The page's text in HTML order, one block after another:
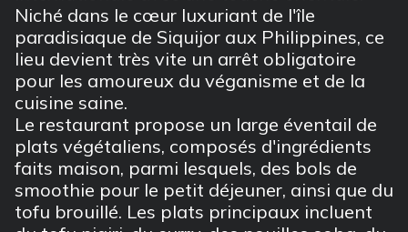
Niché dans le cœur luxuriant de l'île
paradisiaque de Siquijor aux Philippines, ce
lieu devient très vite un arrêt obligatoire
pour les amoureux du véganisme et de la
cuisine saine.
Le restaurant propose un large éventail de
plats végétaliens, composés d'ingrédients
faits maison, parmi lesquels, des bols de
smoothie pour le petit déjeuner, ainsi que du
tofu brouillé. Les plats principaux incluent